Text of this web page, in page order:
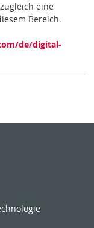
eine
Bereich.
de/digital-